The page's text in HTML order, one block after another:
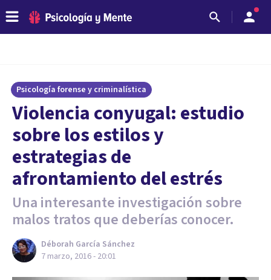
Psicología forense y criminalística
​Violencia conyugal: estudio
sobre los estilos y
estrategias de
afrontamiento del estrés
Una interesante investigación sobre
malos tratos que deberías conocer.
Déborah García Sánchez
7 marzo, 2016 - 20:01